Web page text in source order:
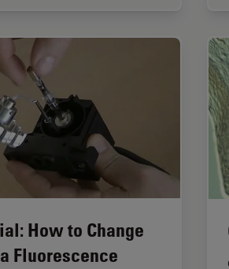
How to Change
Fluorescence